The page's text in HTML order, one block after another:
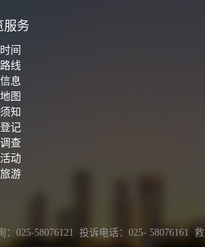
服务
间
线
息
图
知
记
查
动
游
025-58076121 投诉电话：025- 58076161 救